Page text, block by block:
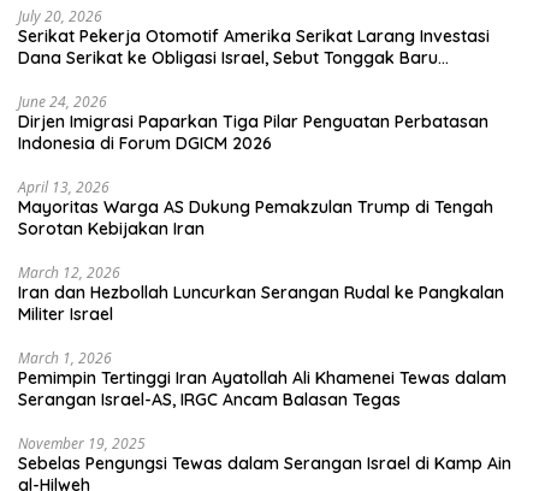
July 20, 2026
Serikat Pekerja Otomotif Amerika Serikat Larang Investasi
Dana Serikat ke Obligasi Israel, Sebut Tonggak Baru
June 24, 2026
Dirjen Imigrasi Paparkan Tiga Pilar Penguatan Perbatasan
Indonesia di Forum DGICM 2026
April 13, 2026
Mayoritas Warga AS Dukung Pemakzulan Trump di Tengah
Sorotan Kebijakan Iran
March 12, 2026
Iran dan Hezbollah Luncurkan Serangan Rudal ke Pangkalan
Militer Israel
March 1, 2026
Pemimpin Tertinggi Iran Ayatollah Ali Khamenei Tewas dalam
Serangan Israel-AS, IRGC Ancam Balasan Tegas
November 19, 2025
Sebelas Pengungsi Tewas dalam Serangan Israel di Kamp Ain
al-Hilweh